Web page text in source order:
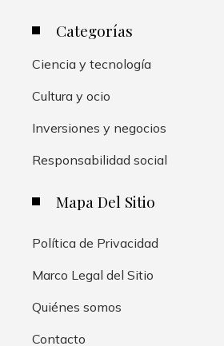
Categorías
Ciencia y tecnología
Cultura y ocio
Inversiones y negocios
Responsabilidad social
Mapa Del Sitio
Política de Privacidad
Marco Legal del Sitio
Quiénes somos
Contacto